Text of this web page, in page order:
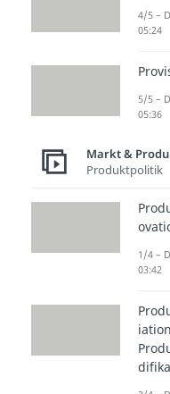
und
4/5 –
05:24
5/5 –
05:36
Markt &
Produktpolitik
1/4 –
03:42